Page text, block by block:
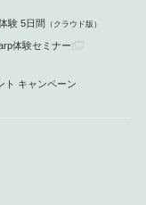
験 5日間 （クラウド版）
体験セミナー
ト キャンペーン